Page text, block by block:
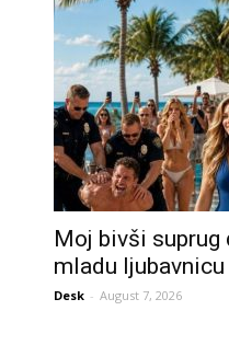
Moj bivši suprug
mladu ljubavnicu
Desk - August 7, 2026